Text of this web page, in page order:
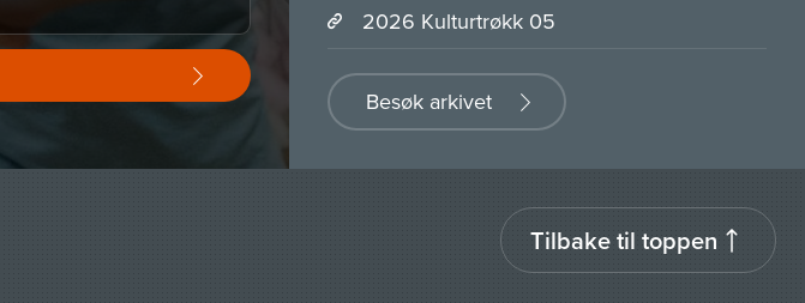
2026 Kulturtrøkk 05
Besøk arkivet
Tilbake til toppen